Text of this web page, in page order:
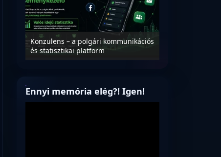
Konzulens – a polgári kommunikációs
és statisztikai platform
Ennyi memória elég?! Igen!